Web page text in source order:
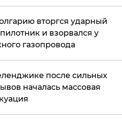
вторгся ударный
и взорвался у
газопровода
после сильных
началась массовая